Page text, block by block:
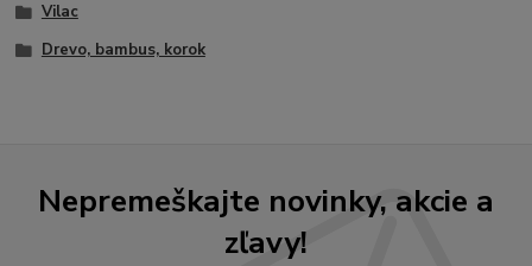
Vilac
Drevo, bambus, korok
Nepremeškajte novinky, akcie a
zľavy!